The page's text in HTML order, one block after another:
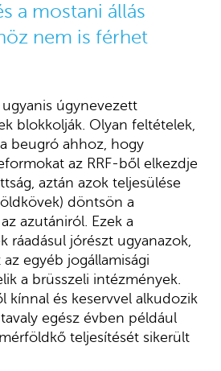
a mostani állás
nem is férhet
úgynevezett
blokkolják. Olyan feltételek,
beugró ahhoz, hogy
az RRF-ből elkezdje
aztán azok teljesülése
döntsön a
azutániról. Ezek a
ráadásul jórészt ugyanazok,
egyéb jogállamisági
a brüsszeli intézmények.
kínnal és keservvel alkudozik
egész évben például
teljesítését sikerült